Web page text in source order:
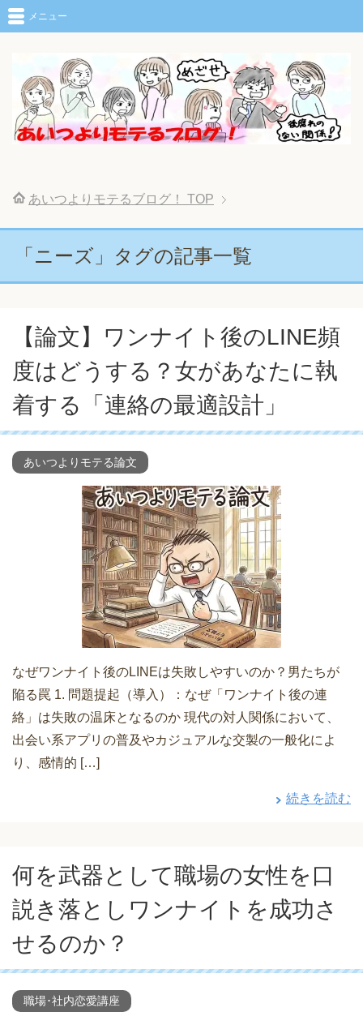
メニュー
あいつよりモテるブログ！ TOP
「ニーズ」タグの記事一覧
【論文】ワンナイト後のLINE頻
度はどうする？女があなたに執
着する「連絡の最適設計」
あいつよりモテる論文
なぜワンナイト後のLINEは失敗しやすいのか？男たちが
陥る罠 1. 問題提起（導入）：なぜ「ワンナイト後の連
絡」は失敗の温床となるのか 現代の対人関係において、
出会い系アプリの普及やカジュアルな交製の一般化によ
り、感情的 […]
続きを読む
何を武器として職場の女性を口
説き落としワンナイトを成功さ
せるのか？
職場･社内恋愛講座